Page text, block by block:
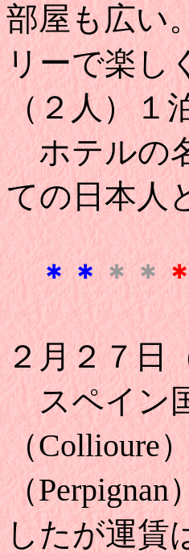
部屋も広い
リーで楽し
（２人）１
ホテルの
ての日本人
＊＊ ＊＊
２月２７日
スペイン
（
（
したが運賃